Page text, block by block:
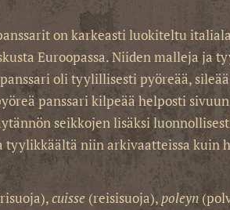
on karkeasti luokiteltu
Euroopassa. Niiden malleja
oli tyylillisesti pyöreää,
panssari kilpeää helposti
seikkojen lisäksi
niin arkivaatteissa kuin
cuisse (reisisuoja), poleyn